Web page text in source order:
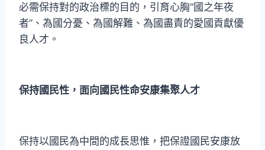
必需保持對的政治標的目的，引育心胸“國之年夜
者”、為國分憂、為國解難、為國盡責的愛國貢獻優
良人才。
保持國民性，面向國民性命安康集聚人才
保持以國民為中間的成長思惟，把保證國民安康放